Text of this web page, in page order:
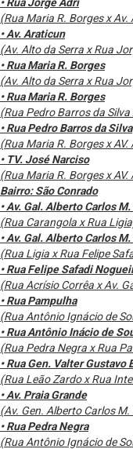
(Rua Maria R. Borges x
• Av. Araticun
(Av. Alto da Serra x Rua
• Rua Maria R. Borges
(Av. Alto da Serra x Rua
• Rua Maria R. Borges
(Rua Pedro Barros da
• Rua Pedro Barros da Silva
(Rua Maria R. Borges x
• TV. José Narciso
(Rua Maria R. Borges x
Bairro: São Conrado
• Av. Gal. Alberto Carlos
(Rua Carangola x Rua
• Av. Gal. Alberto Carlos
(Rua Ligia x Rua Felipe
• Rua Felipe Safadi
(Rua Acrísio Corrêa x Av.
• Rua Pampulha
(Rua Antônio Ignácio de
• Rua Antônio Inácio de
(Rua Pedra Negra x Rua
• Rua Gen. Valter Gustavo
(Rua Leão Zardo x Rua
• Av. Praia Grande
(Av. Gen. Alberto Carlos
• Rua Pedra Negra
(Rua Antônio Ignácio de